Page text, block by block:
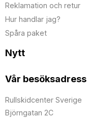
Reklamation och retur
Hur handlar jag?
Spåra paket
Nytt
Vår besöksadress
Rullskidcenter Sverige
Björngatan 2C